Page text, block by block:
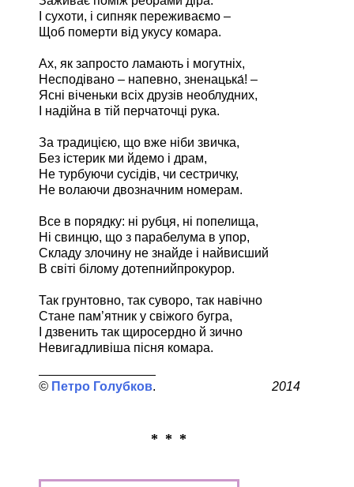
І сухоти, і сипняк переживаємо –
Щоб померти від укусу комара.
Ах, як запросто ламають і могутніх,
Несподівано – напевно, зненацька́! –
Ясні віченьки всіх друзів необлудних,
І надійна в тій перчаточці рука.
За традицією, що вже ніби звичка,
Без істерик ми йдемо і драм,
Не турбуючи сусідів, чи сестричку,
Не волаючи двозначним номерам.
Все в порядку: ні рубця, ні попелища,
Ні свинцю, що з парабелума в упор,
Складу злочину не знайде і найвисший
В світі білому дотепнийпрокурор.
Так грунтовно, так суворо, так навічно
Стане пам’ятник у свіжого бугра,
І дзвенить так щиросердно й зично
Невигадливіша пісня комара.
Петро Голубков 2014
* * *